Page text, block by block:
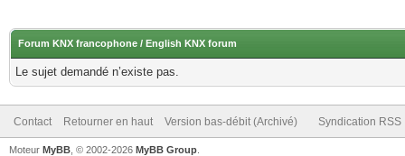
Forum KNX francophone / English KNX forum
Le sujet demandé n’existe pas.
Contact Retourner en haut Version bas-débit (Archivé) Syndication RSS
Moteur MyBB , © 2002-2026 MyBB Group